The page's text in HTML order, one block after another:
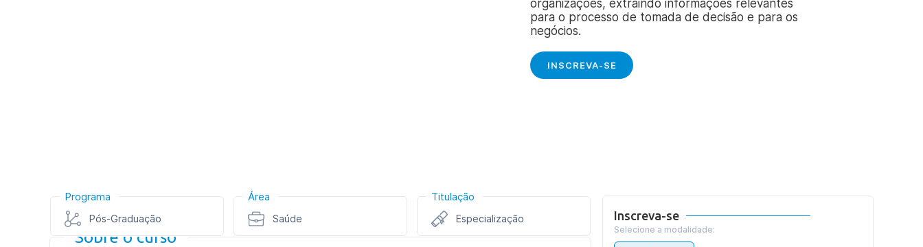
organizações, extraindo informações relevantes
para o processo de tomada de decisão e para os
negócios.
INSCREVA-SE
Programa
Pós-Graduação
Área
Saúde
Titulação
Especialização
Sobre o curso
Inscreva-se
Selecione a modalidade: